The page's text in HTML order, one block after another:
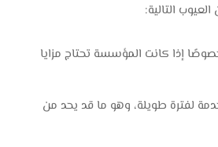
التالية:
إذا كانت المؤسسة تحتاج مزايا
لفترة طويلة، وهو ما قد يحد من